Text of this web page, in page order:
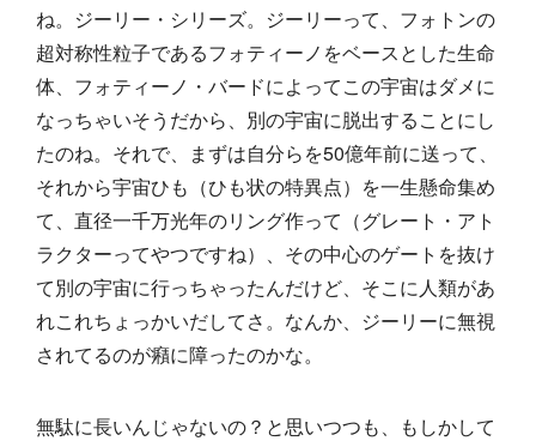
ね。ジーリー・シリーズ。ジーリーって、フォトンの
超対称性粒子であるフォティーノをベースとした生命
体、フォティーノ・バードによってこの宇宙はダメに
なっちゃいそうだから、別の宇宙に脱出することにし
たのね。それで、まずは自分らを50億年前に送って、
それから宇宙ひも（ひも状の特異点）を一生懸命集め
て、直径一千万光年のリング作って（グレート・アト
ラクターってやつですね）、その中心のゲートを抜け
て別の宇宙に行っちゃったんだけど、そこに人類があ
れこれちょっかいだしてさ。なんか、ジーリーに無視
されてるのが癪に障ったのかな。
無駄に長いんじゃないの？と思いつつも、もしかして